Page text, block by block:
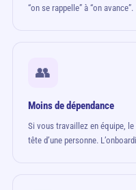
“on se rappelle” à “on avance”.
👥
Moins de dépendance
Si vous travaillez en équipe,
tête d’une personne.